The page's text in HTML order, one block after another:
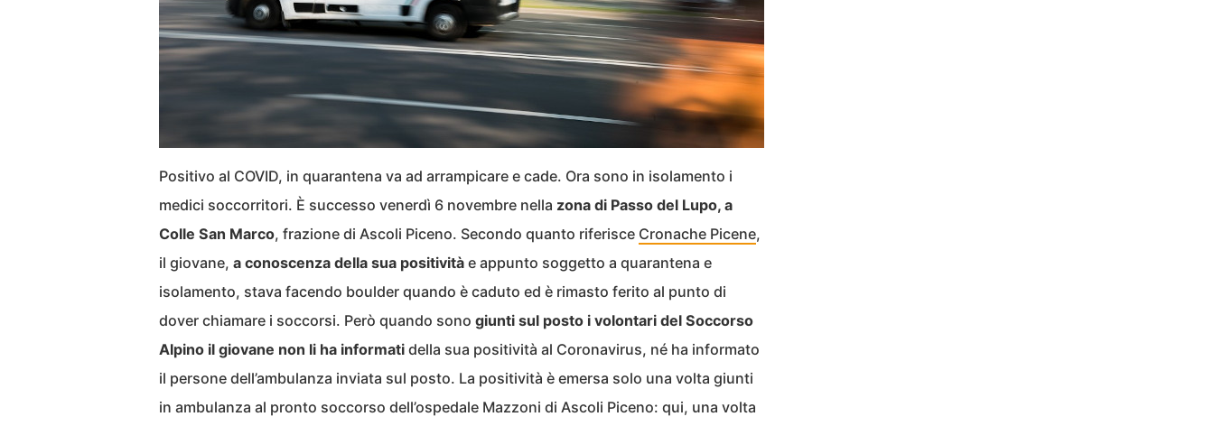
Positivo al COVID, in quarantena va ad arrampicare e cade. Ora sono in isolamento i
medici soccorritori. È successo venerdì 6 novembre nella zona di Passo del Lupo, a
Colle San Marco, frazione di Ascoli Piceno. Secondo quanto riferisce Cronache Picene,
il giovane, a conoscenza della sua positività e appunto soggetto a quarantena e
isolamento, stava facendo boulder quando è caduto ed è rimasto ferito al punto di
dover chiamare i soccorsi. Però quando sono giunti sul posto i volontari del Soccorso
Alpino il giovane non li ha informati della sua positività al Coronavirus, né ha informato
il persone dell’ambulanza inviata sul posto. La positività è emersa solo una volta giunti
in ambulanza al pronto soccorso dell’ospedale Mazzoni di Ascoli Piceno: qui, una volta